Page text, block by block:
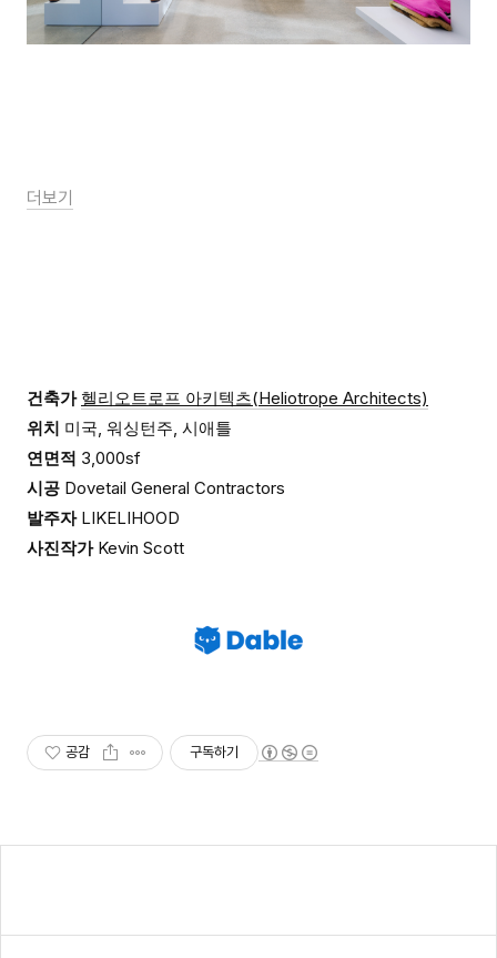
더보기
건축가 헬리오트로프 아키텍츠(Heliotrope Architects)
위치 미국, 워싱턴주, 시애틀
연면적 3,000sf
시공 Dovetail General Contractors
발주자 LIKELIHOOD
사진작가 Kevin Scott
공감 구독하기